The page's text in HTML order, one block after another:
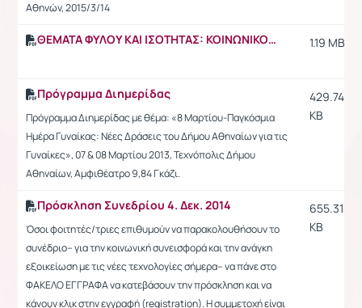
Αθηνών, 2015/3/14
ΘΕΜΑΤΑ ΦΥΛΟΥ ΚΑΙ ΙΣΟΤΗΤΑΣ: ΚΟΙΝΩΝΙΚΟΣ ΑΠΟΚΛΕΙΣΜΟΣ ΚΑΙ ΚΟΙΝΩΝΙΚΗ ΕΝΣΩΜΑΤΩΣΗ (2020_) 1.19 MB
Πρόγραμμα Διημερίδας
Πρόγραμμα Διημερίδας με θέμα: «8 Μαρτίου-Παγκόσμια
Ημέρα Γυναίκας: Νέες Δράσεις του Δήμου Αθηναίων για τις
Γυναίκες», 07 & 08 Μαρτίου 2013, Τεχνόπολις Δήμου
Αθηναίων, Αμφιθέατρο 9,84 Γκάζι.
429.74
KB
Πρόσκληση Συνεδρίου 4. Δεκ. 2014
Όσοι φοιτητές/τριες επιθυμούν να παρακολουθήσουν το
συνέδριο-- για την κοινωνική συνεισφορά και την ανάγκη
εξοικείωση με τις νέες τεχνολογίες σήμερα-- να πάνε στο
ΦΑΚΕΛΟ ΕΓΓΡΑΦΑ να κατεβάσουν την πρόσκληση και να
κάνουν κλικ στην εγγραφή (registration). Η συμμετοχή είναι
655.31
KB